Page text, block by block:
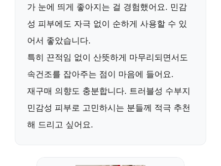
가 눈에 띄게 좋아지는 걸 경험했어요. 민감
성 피부에도 자극 없이 순하게 사용할 수 있
어서 좋았습니다.
특히 끈적임 없이 산뜻하게 마무리되면서도
속건조를 잡아주는 점이 마음에 들어요.
재구매 의향도 충분합니다. 트러블성 수부지
민감성 피부로 고민하시는 분들께 적극 추천
해 드리고 싶어요.